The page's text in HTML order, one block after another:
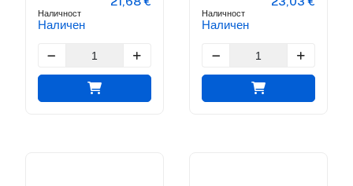
Наличност
Наличен
Наличност
Наличен